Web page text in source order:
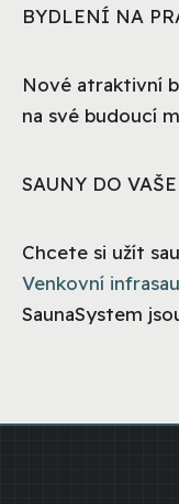
BYDLENÍ NA
Nové atraktivní
na své budoucí
SAUNY DO
Chcete si užít
Venkovní
SaunaSystem